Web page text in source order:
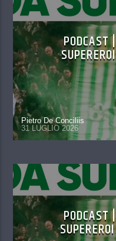
PODCAST
Pietro De Conciliis
31 LUGLIO 2026
PODCAST